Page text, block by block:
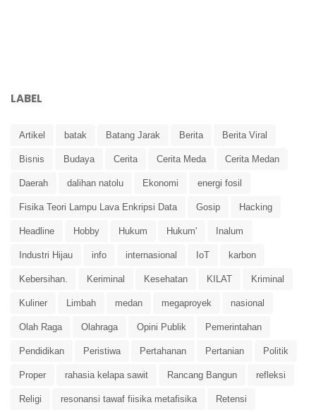
LABEL
Artikel batak Batang Jarak Berita Berita Viral
Bisnis Budaya Cerita Cerita Meda Cerita Medan
Daerah dalihan natolu Ekonomi energi fosil
Fisika Teori Lampu Lava Enkripsi Data Gosip Hacking
Headline Hobby Hukum Hukum' Inalum
Industri Hijau info internasional IoT karbon
Kebersihan. Keriminal Kesehatan KILAT Kriminal
Kuliner Limbah medan megaproyek nasional
Olah Raga Olahraga Opini Publik Pemerintahan
Pendidikan Peristiwa Pertahanan Pertanian Politik
Proper rahasia kelapa sawit Rancang Bangun refleksi
Religi resonansi tawaf fiisika metafisika Retensi